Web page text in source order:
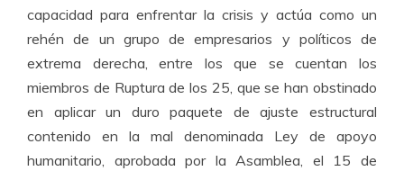
capacidad para enfrentar la crisis y actúa como un
rehén de un grupo de empresarios y políticos de
extrema derecha, entre los que se cuentan los
miembros de Ruptura de los 25, que se han obstinado
en aplicar un duro paquete de ajuste estructural
contenido en la mal denominada Ley de apoyo
humanitario, aprobada por la Asamblea, el 15 de